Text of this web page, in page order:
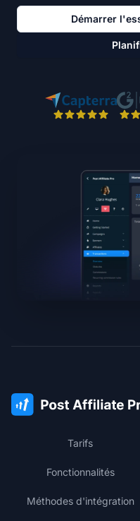
Démarrer
Tarifs
Fonctionnalités
Méthodes d'intégration